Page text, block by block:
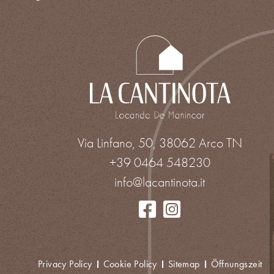
Via Linfano, 50, 38062 Arco TN
+39 0464 548230
info@lacantinota.it
Privacy Policy Cookie Policy Sitemap
Öffnungszeit